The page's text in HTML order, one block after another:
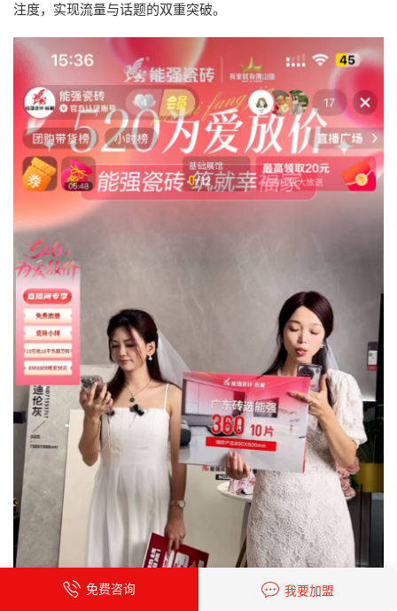
注度，实现流量与话题的双重突破。
免费咨询 我要加盟